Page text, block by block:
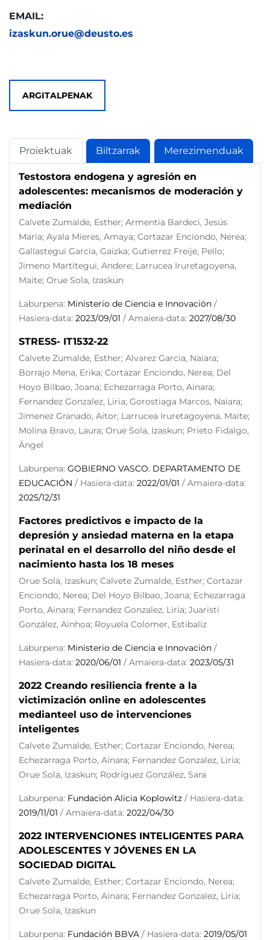
EMAIL:
izaskun.orue@deusto.es
ARGITALPENAK
Proiektuak Biltzarrak Merezimenduak
Testostora endogena y agresión en
adolescentes: mecanismos de moderación y
mediación
Calvete Zumalde, Esther; Armentia Bardeci, Jesús
María; Ayala Mieres, Amaya; Cortazar Enciondo, Nerea;
Gallastegui Garcia, Gaizka; Gutierrez Freije, Pello;
Jimeno Martitegui, Andere; Larrucea Iruretagoyena,
Maite; Orue Sola, Izaskun
Laburpena: Ministerio de Ciencia e Innovación /
Hasiera-data: 2023/09/01 / Amaiera-data: 2027/08/30
STRESS- IT1532-22
Calvete Zumalde, Esther; Alvarez Garcia, Naiara;
Borrajo Mena, Erika; Cortazar Enciondo, Nerea; Del
Hoyo Bilbao, Joana; Echezarraga Porto, Ainara;
Fernandez Gonzalez, Liria; Gorostiaga Marcos, Naiara;
Jimenez Granado, Aitor; Larrucea Iruretagoyena, Maite;
Molina Bravo, Laura; Orue Sola, Izaskun; Prieto Fidalgo,
Ángel
Laburpena: GOBIERNO VASCO. DEPARTAMENTO DE
EDUCACIÓN / Hasiera-data: 2022/01/01 / Amaiera-data:
2025/12/31
Factores predictivos e impacto de la
depresión y ansiedad materna en la etapa
perinatal en el desarrollo del niño desde el
nacimiento hasta los 18 meses
Orue Sola, Izaskun; Calvete Zumalde, Esther; Cortazar
Enciondo, Nerea; Del Hoyo Bilbao, Joana; Echezarraga
Porto, Ainara; Fernandez Gonzalez, Liria; Juaristi
González, Ainhoa; Royuela Colomer, Estibaliz
Laburpena: Ministerio de Ciencia e Innovación /
Hasiera-data: 2020/06/01 / Amaiera-data: 2023/05/31
2022 Creando resiliencia frente a la
victimización online en adolescentes
medianteel uso de intervenciones
inteligentes
Calvete Zumalde, Esther; Cortazar Enciondo, Nerea;
Echezarraga Porto, Ainara; Fernandez Gonzalez, Liria;
Orue Sola, Izaskun; Rodríguez González, Sara
Laburpena: Fundación Alicia Koplowitz / Hasiera-data:
2019/11/01 / Amaiera-data: 2022/04/30
2022 INTERVENCIONES INTELIGENTES PARA
ADOLESCENTES Y JÓVENES EN LA
SOCIEDAD DIGITAL
Calvete Zumalde, Esther; Cortazar Enciondo, Nerea;
Echezarraga Porto, Ainara; Fernandez Gonzalez, Liria;
Orue Sola, Izaskun
Laburpena: Fundación BBVA / Hasiera-data: 2019/05/01